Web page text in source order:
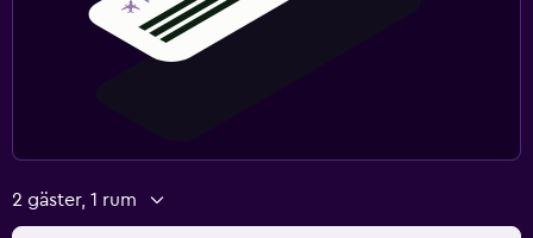
2 gäster, 1 rum